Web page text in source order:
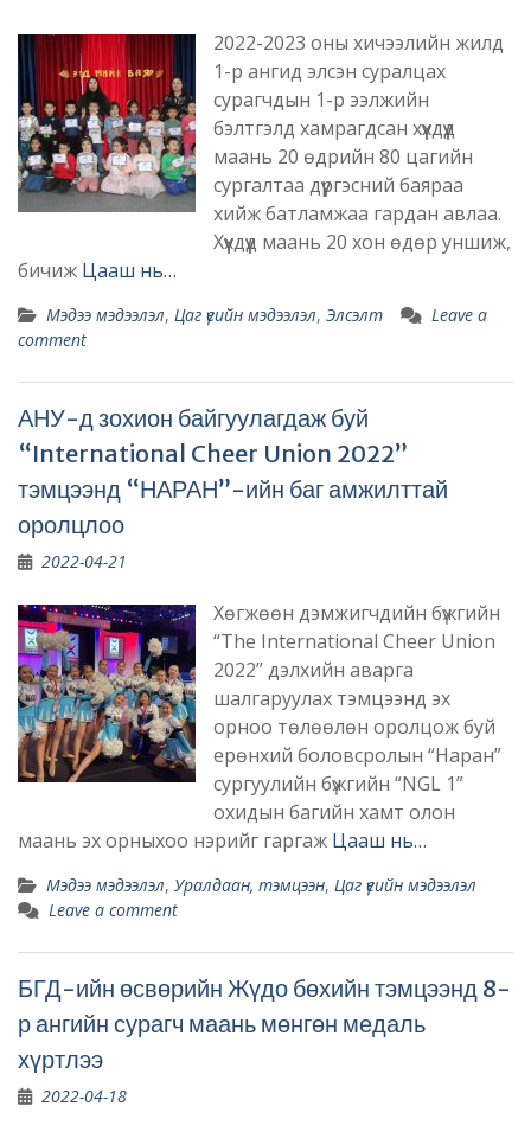
2022-2023 оны хичээлийн жилд
1-р ангид элсэн суралцах
сурагчдын 1-р ээлжийн
бэлтгэлд хамрагдсан хүүхдүүд
маань 20 өдрийн 80 цагийн
сургалтаа дүүргэсний баяраа
хийж батламжаа гардан авлаа.
Хүүхдүүд маань 20 хон өдөр уншиж,
бичиж Цааш нь…
Мэдээ мэдээлэл, Цаг үеийн мэдээлэл, Элсэлт
Leave a
comment
АНУ-д зохион байгуулагдаж буй
“International Cheer Union 2022”
тэмцээнд “НАРАН”-ийн баг амжилттай
оролцлоо
2022-04-21
Хөгжөөн дэмжигчдийн бүжгийн
“The International Cheer Union
2022” дэлхийн аварга
шалгаруулах тэмцээнд эх
орноо төлөөлөн оролцож буй
ерөнхий боловсролын “Наран”
сургуулийн бүжгийн “NGL 1”
охидын багийн хамт олон
маань эх орныхоо нэрийг гаргаж Цааш нь…
Мэдээ мэдээлэл, Уралдаан, тэмцээн, Цаг үеийн мэдээлэл
Leave a comment
БГД-ийн өсвөрийн Жүдо бөхийн тэмцээнд 8-
р ангийн сурагч маань мөнгөн медаль
хүртлээ
2022-04-18